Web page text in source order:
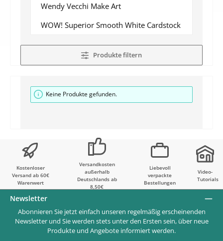
Wendy Vecchi Make Art
WOW! Superior Smooth White Cardstock
Produkte filtern
Keine Produkte gefunden.
Kostenloser
Versand ab 60€
Warenwert
Versandkosten
außerhalb
Deutschlands ab
8,50€
Liebevoll
verpackte
Bestellungen
Video-
Tutorials
Newsletter
Abonnieren Sie jetzt einfach unseren regelmäßig erscheinenden
Newsletter und Sie werden stets unter den Ersten sein, über neue
Produkte und Angebote informiert werden.